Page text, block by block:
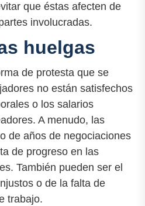
que éstas afecten de
involucradas.
huelgas
de protesta que se
no están satisfechos
o los salarios
A menudo, las
de años de negociaciones
de progreso en las
También pueden ser el
o de la falta de
trabajo.